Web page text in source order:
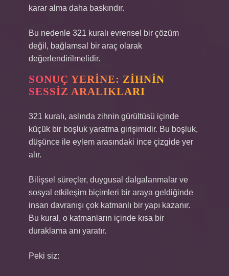
karar alma daha baskındır.
Bu nedenle 321 kuralı evrensel bir çözüm
değil, bağlamsal bir araç olarak
değerlendirilmelidir.
SONUÇ YERINE: ZIHNIN
SESSIZ ARALIKLARI
321 kuralı, aslında zihnin gürültüsü içinde
küçük bir boşluk yaratma girişimidir. Bu boşluk,
düşünce ile eylem arasındaki ince çizgide yer
alır.
Bilişsel süreçler, duygusal dalgalanmalar ve
sosyal etkileşim biçimleri bir araya geldiğinde
insan davranışı çok katmanlı bir yapı kazanır.
Bu kural, o katmanların içinde kısa bir
duraklama anı yaratır.
Peki siz: